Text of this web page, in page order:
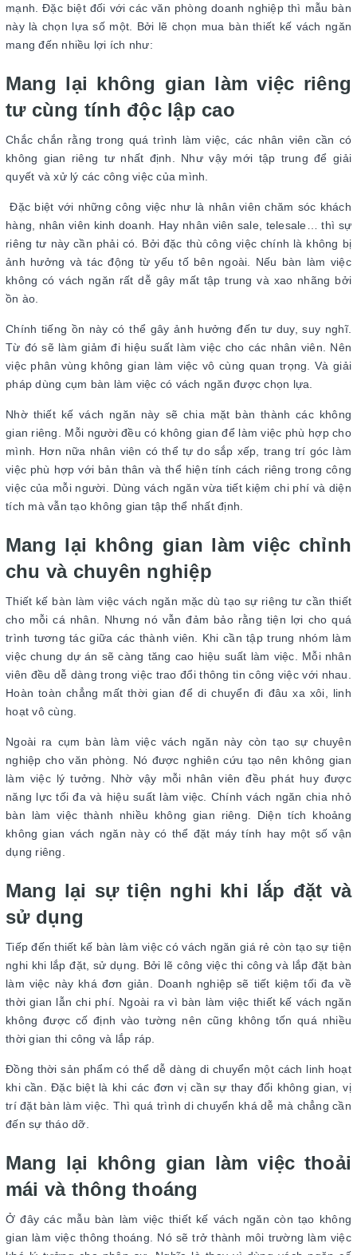
mạnh. Đặc biệt đối với các văn phòng doanh nghiệp thì mẫu bàn
này là chọn lựa số một. Bởi lẽ chọn mua bàn thiết kế vách ngăn
mang đến nhiều lợi ích như:
Mang lại không gian làm việc riêng
tư cùng tính độc lập cao
Chắc chắn rằng trong quá trình làm việc, các nhân viên cần có
không gian riêng tư nhất định. Như vậy mới tập trung để giải
quyết và xử lý các công việc của mình.
Đặc biệt với những công việc như là nhân viên chăm sóc khách
hàng, nhân viên kinh doanh. Hay nhân viên sale, telesale… thì sự
riêng tư này cần phải có. Bởi đặc thù công việc chính là không bị
ảnh hưởng và tác động từ yếu tố bên ngoài. Nếu bàn làm việc
không có vách ngăn rất dễ gây mất tập trung và xao nhãng bởi
ồn ào.
Chính tiếng ồn này có thể gây ảnh hưởng đến tư duy, suy nghĩ.
Từ đó sẽ làm giảm đi hiệu suất làm việc cho các nhân viên. Nên
việc phân vùng không gian làm việc vô cùng quan trọng. Và giải
pháp dùng cụm bàn làm việc có vách ngăn được chọn lựa.
Nhờ thiết kế vách ngăn này sẽ chia mặt bàn thành các không
gian riêng. Mỗi người đều có không gian để làm việc phù hợp cho
mình. Hơn nữa nhân viên có thể tự do sắp xếp, trang trí góc làm
việc phù hợp với bản thân và thể hiện tính cách riêng trong công
việc của mỗi người. Dùng vách ngăn vừa tiết kiệm chi phí và diện
tích mà vẫn tạo không gian tập thể nhất định.
Mang lại không gian làm việc chỉnh
chu và chuyên nghiệp
Thiết kế bàn làm việc vách ngăn mặc dù tạo sự riêng tư cần thiết
cho mỗi cá nhân. Nhưng nó vẫn đảm bảo rằng tiện lợi cho quá
trình tương tác giữa các thành viên. Khi cần tập trung nhóm làm
việc chung dự án sẽ càng tăng cao hiệu suất làm việc. Mỗi nhân
viên đều dễ dàng trong việc trao đổi thông tin công việc với nhau.
Hoàn toàn chẳng mất thời gian để di chuyển đi đâu xa xôi, linh
hoạt vô cùng.
Ngoài ra cụm bàn làm việc vách ngăn này còn tạo sự chuyên
nghiệp cho văn phòng. Nó được nghiên cứu tạo nên không gian
làm việc lý tưởng. Nhờ vậy mỗi nhân viên đều phát huy được
năng lực tối đa và hiệu suất làm việc. Chính vách ngăn chia nhỏ
bàn làm việc thành nhiều không gian riêng. Diện tích khoảng
không gian vách ngăn này có thể đặt máy tính hay một số vận
dụng riêng.
Mang lại sự tiện nghi khi lắp đặt và
sử dụng
Tiếp đến thiết kế bàn làm việc có vách ngăn giá rẻ còn tạo sự tiện
nghi khi lắp đặt, sử dụng. Bởi lẽ công việc thi công và lắp đặt bàn
làm việc này khá đơn giản. Doanh nghiệp sẽ tiết kiệm tối đa về
thời gian lẫn chi phí. Ngoài ra vì bàn làm việc thiết kế vách ngăn
không được cố định vào tường nên cũng không tốn quá nhiều
thời gian thi công và lắp ráp.
Đồng thời sản phẩm có thể dễ dàng di chuyển một cách linh hoạt
khi cần. Đặc biệt là khi các đơn vị cần sự thay đổi không gian, vị
trí đặt bàn làm việc. Thì quá trình di chuyển khá dễ mà chẳng cần
đến sự tháo dỡ.
Mang lại không gian làm việc thoải
mái và thông thoáng
Ở đây các mẫu bàn làm việc thiết kế vách ngăn còn tạo không
gian làm việc thông thoáng. Nó sẽ trở thành môi trường làm việc